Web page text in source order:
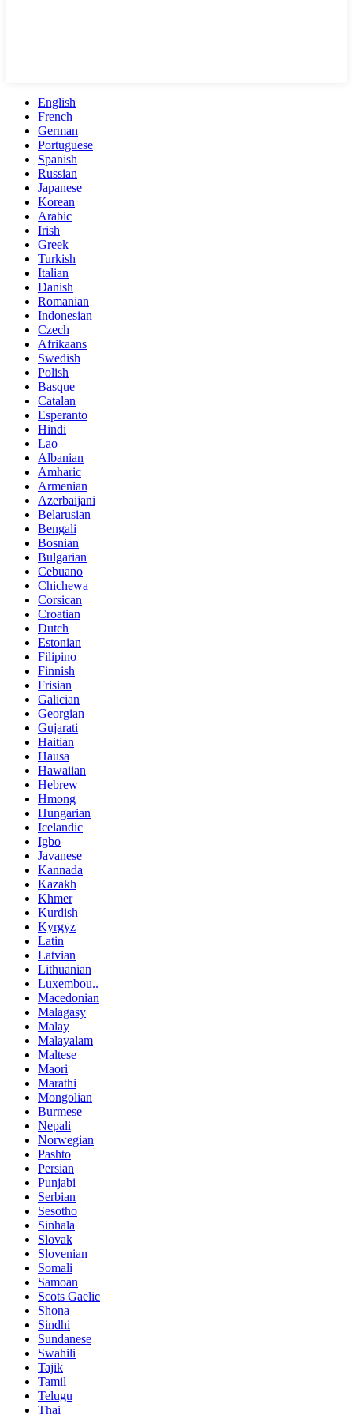
English
French
German
Portuguese
Spanish
Russian
Japanese
Korean
Arabic
Irish
Greek
Turkish
Italian
Danish
Romanian
Indonesian
Czech
Afrikaans
Swedish
Polish
Basque
Catalan
Esperanto
Hindi
Lao
Albanian
Amharic
Armenian
Azerbaijani
Belarusian
Bengali
Bosnian
Bulgarian
Cebuano
Chichewa
Corsican
Croatian
Dutch
Estonian
Filipino
Finnish
Frisian
Galician
Georgian
Gujarati
Haitian
Hausa
Hawaiian
Hebrew
Hmong
Hungarian
Icelandic
Igbo
Javanese
Kannada
Kazakh
Khmer
Kurdish
Kyrgyz
Latin
Latvian
Lithuanian
Luxembou..
Macedonian
Malagasy
Malay
Malayalam
Maltese
Maori
Marathi
Mongolian
Burmese
Nepali
Norwegian
Pashto
Persian
Punjabi
Serbian
Sesotho
Sinhala
Slovak
Slovenian
Somali
Samoan
Scots Gaelic
Shona
Sindhi
Sundanese
Swahili
Tajik
Tamil
Telugu
Thai